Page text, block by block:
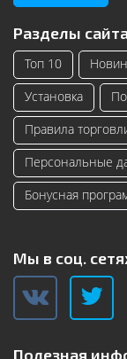
Разделы
Топ 10
Установка
Правила
Персональные
Бонусная
Мы в соц.
Полезная